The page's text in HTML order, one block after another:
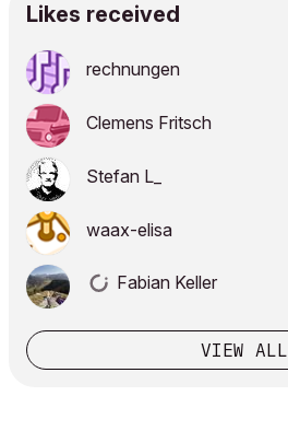
Likes received
rechnungen
Clemens Fritsch
Stefan L_
waax-elisa
Fabian Keller
VIEW ALL